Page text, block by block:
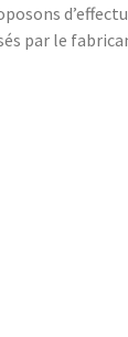
par le